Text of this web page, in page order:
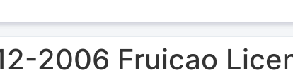
2006 Fruicao